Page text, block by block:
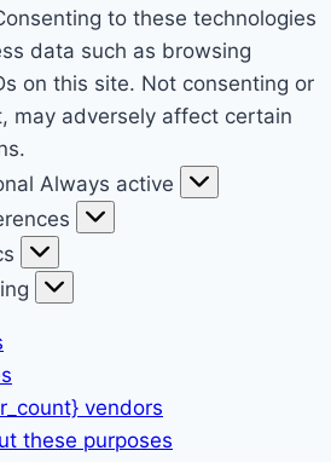
to these technologies
data such as browsing
on this site. Not consenting or
may adversely affect certain
Always active
vendors
these purposes